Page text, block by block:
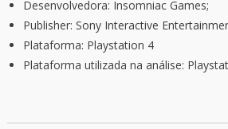
Desenvolvedora: Insomniac Games;
Publisher: Sony Interactive
Plataforma: Playstation 4
Plataforma utilizada na análise: